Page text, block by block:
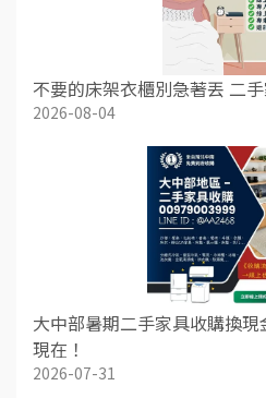
不要的床架衣櫃別急著丟 二
2026-08-04
大中部暑期二手家具收購換
現在！
2026-07-31